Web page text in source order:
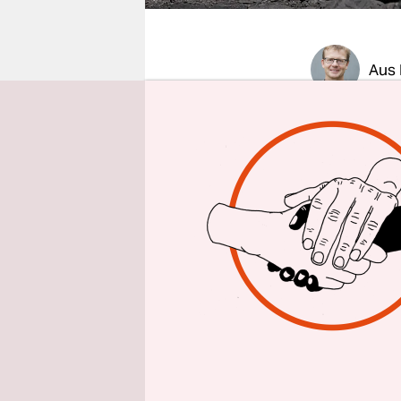
epaper login
Aus
Es ist der
deren
die
2017 bei
Seit 2009
Kohle,
wieder
gleichen